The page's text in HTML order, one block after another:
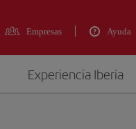
Empresas Ayuda
Experiencia Iberia